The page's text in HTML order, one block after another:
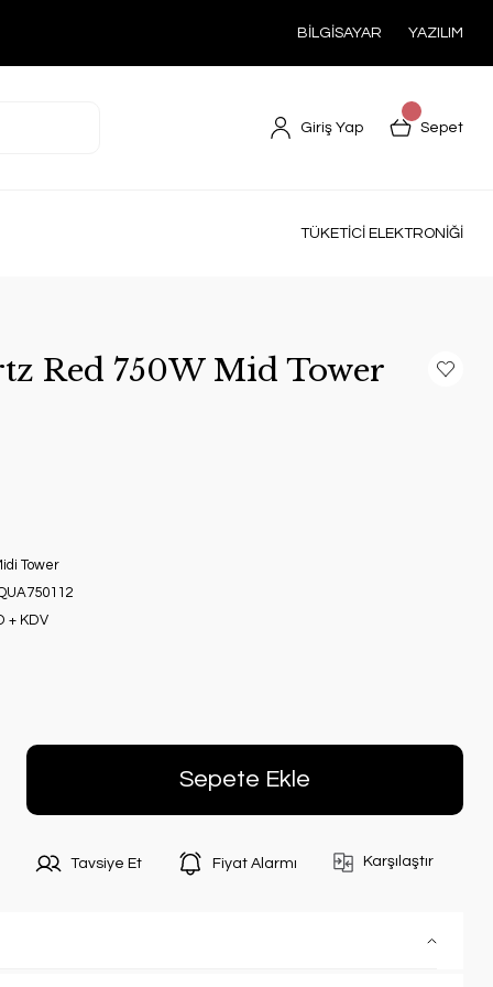
BİLGİSAYAR YAZILIM
Giriş Yap Sepet
TÜKETİCİ ELEKTRONİĞİ
Red 750W Mid Tower
Tower
+ KDV
Sepete Ekle
Tavsiye Et Fiyat Alarmı Karşılaştır